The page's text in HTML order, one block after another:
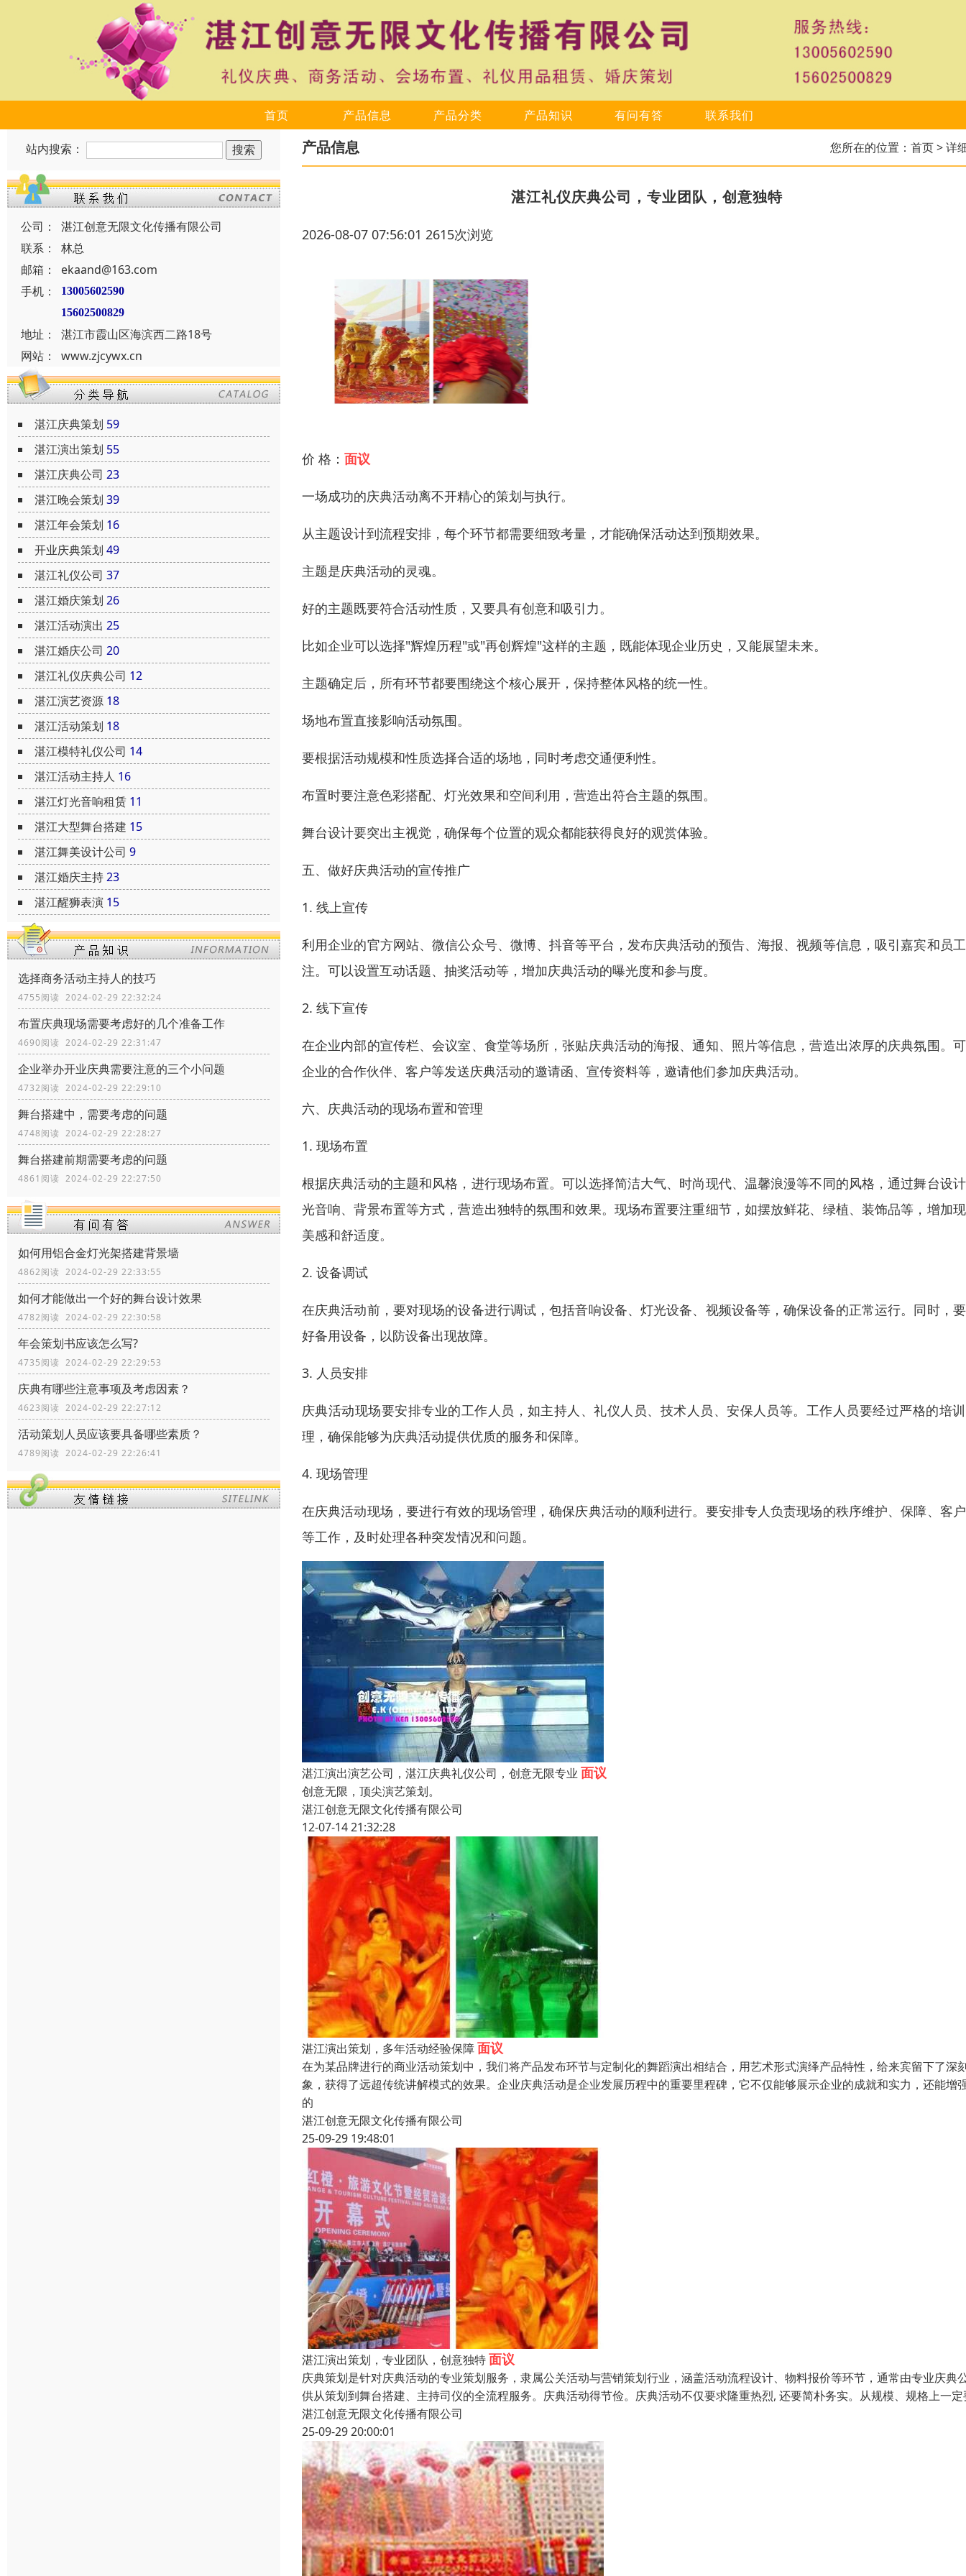
首页 产品信息 产品分类 产品知识 有问有答 联系我们
站内搜索：
公司：
湛江创意无限文化传播有限公司
联系：
林总
邮箱：
ekaand@163.com
手机：
13005602590
15602500829
地址：
湛江市霞山区海滨西二路18号
网站：
www.zjcywx.cn
湛江庆典策划 59
湛江演出策划 55
湛江庆典公司 23
湛江晚会策划 39
湛江年会策划 16
开业庆典策划 49
湛江礼仪公司 37
湛江婚庆策划 26
湛江活动演出 25
湛江婚庆公司 20
湛江礼仪庆典公司 12
湛江演艺资源 18
湛江活动策划 18
湛江模特礼仪公司 14
湛江活动主持人 16
湛江灯光音响租赁 11
湛江大型舞台搭建 15
湛江舞美设计公司 9
湛江婚庆主持23
湛江醒狮表演 15
选择商务活动主持人的技巧
4755阅读 2024-02-29 22:32:24
布置庆典现场需要考虑好的几个准备工作
4690阅读 2024-02-29 22:31:47
企业举办开业庆典需要注意的三个小问题
4732阅读 2024-02-29 22:29:10
舞台搭建中，需要考虑的问题
4748阅读 2024-02-29 22:28:27
舞台搭建前期需要考虑的问题
4861阅读 2024-02-29 22:27:50
如何用铝合金灯光架搭建背景墙
4862阅读 2024-02-29 22:33:55
如何才能做出一个好的舞台设计效果
4782阅读 2024-02-29 22:30:58
年会策划书应该怎么写?
4735阅读 2024-02-29 22:29:53
庆典有哪些注意事项及考虑因素？
4623阅读 2024-02-29 22:27:12
活动策划人员应该要具备哪些素质？
4789阅读 2024-02-29 22:26:41
产品信息 您所在的位置： 首页> 详
湛江礼仪庆典公司，专业团队，创意独特
2026-08-07 07:56:01 2615次浏览
价 格： 面议
一场成功的庆典活动离不开精心的策划与执行。
从主题设计到流程安排，每个环节都需要细致考量，才能确保活动达到预期效果。
主题是庆典活动的灵魂。
好的主题既要符合活动性质，又要具有创意和吸引力。
比如企业可以选择"辉煌历程"或"再创辉煌"这样的主题，既能体现企业历史，又能展望未来。
主题确定后，所有环节都要围绕这个核心展开，保持整体风格的统一性。
场地布置直接影响活动氛围。
要根据活动规模和性质选择合适的场地，同时考虑交通便利性。
布置时要注意色彩搭配、灯光效果和空间利用，营造出符合主题的氛围。
舞台设计要突出主视觉，确保每个位置的观众都能获得良好的观赏体验。
五、做好庆典活动的宣传推广
1. 线上宣传
利用企业的官方网站、微信公众号、微博、抖音等平台，发布庆典活动的预告、海报、视频等信息，吸引嘉宾和员
注。可以设置互动话题、抽奖活动等，增加庆典活动的曝光度和参与度。
2. 线下宣传
在企业内部的宣传栏、会议室、食堂等场所，张贴庆典活动的海报、通知、照片等信息，营造出浓厚的庆典氛围。
企业的合作伙伴、客户等发送庆典活动的邀请函、宣传资料等，邀请他们参加庆典活动。
六、庆典活动的现场布置和管理
1. 现场布置
根据庆典活动的主题和风格，进行现场布置。可以选择简洁大气、时尚现代、温馨浪漫等不同的风格，通过舞台设
光音响、背景布置等方式，营造出独特的氛围和效果。现场布置要注重细节，如摆放鲜花、绿植、装饰品等，增加
美感和舒适度。
2. 设备调试
在庆典活动前，要对现场的设备进行调试，包括音响设备、灯光设备、视频设备等，确保设备的正常运行。同时，
好备用设备，以防设备出现故障。
3. 人员安排
庆典活动现场要安排专业的工作人员，如主持人、礼仪人员、技术人员、安保人员等。工作人员要经过严格的培
理，确保能够为庆典活动提供优质的服务和保障。
4. 现场管理
在庆典活动现场，要进行有效的现场管理，确保庆典活动的顺利进行。要安排专人负责现场的秩序维护、保障、客
等工作，及时处理各种突发情况和问题。
湛江演出演艺公司，湛江庆典礼仪公司，创意无限专业 面议
创意无限，顶尖演艺策划。
湛江创意无限文化传播有限公司
12-07-14 21:32:28
湛江演出策划，多年活动经验保障面议
在为某品牌进行的商业活动策划中，我们将产品发布环节与定制化的舞蹈演出相结合，用艺术形式演绎产品特性，给来宾留下了深
象，获得了远超传统讲解模式的效果。企业庆典活动是企业发展历程中的重要里程碑，它不仅能够展示企业的成就和实力，还能增
的
湛江创意无限文化传播有限公司
25-09-29 19:48:01
湛江演出策划，专业团队，创意独特面议
庆典策划是针对庆典活动的专业策划服务，隶属公关活动与营销策划行业，涵盖活动流程设计、物料报价等环节，通常由专业庆典
供从策划到舞台搭建、主持司仪的全流程服务。庆典活动得节俭。庆典活动不仅要求隆重热烈, 还要简朴务实。从规模、规格上一定
湛江创意无限文化传播有限公司
25-09-29 20:00:01